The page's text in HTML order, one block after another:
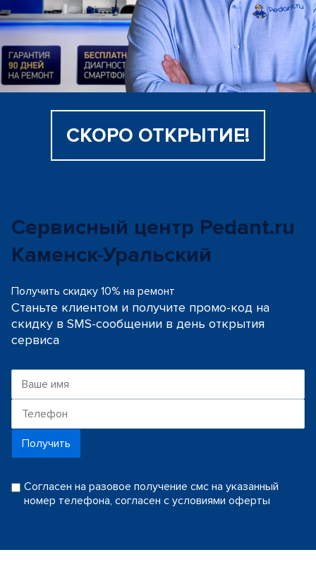
СКОРО ОТКРЫТИЕ!
Сервисный центр Pedant.ru
Каменск-Уральский
Получить скидку 10% на ремонт
Станьте клиентом и получите промо-код на
скидку в SMS-сообщении в день открытия
сервиса
Получить
Согласен на разовое получение смс на указанный
номер телефона, согласен с условиями оферты